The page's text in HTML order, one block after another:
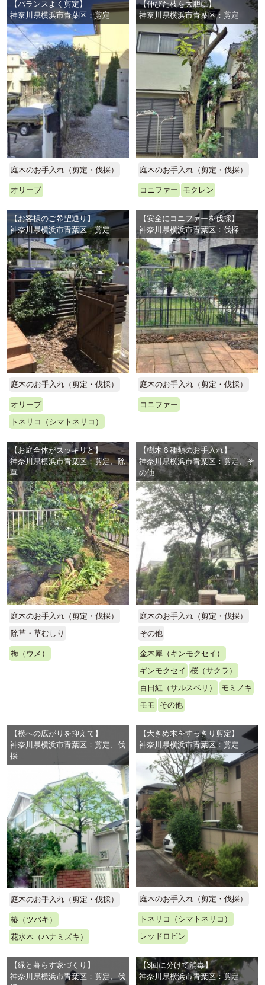
【バランスよく剪定】
神奈川県横浜市青葉区：剪定
庭木のお手入れ（剪定・伐採）
オリーブ
【伸びた枝を大胆に】
神奈川県横浜市青葉区：剪定
庭木のお手入れ（剪定・伐採）
コニファー モクレン
【お客様のご希望通り】
神奈川県横浜市青葉区：剪定
庭木のお手入れ（剪定・伐採）
オリーブ
トネリコ（シマトネリコ）
【安全にコニファーを伐採】
神奈川県横浜市青葉区：伐採
庭木のお手入れ（剪定・伐採）
コニファー
【お庭全体がスッキリと】
神奈川県横浜市青葉区：剪定、除
草
庭木のお手入れ（剪定・伐採）
除草・草むしり
梅（ウメ）
【樹木６種類のお手入れ】
神奈川県横浜市青葉区：剪定、そ
の他
庭木のお手入れ（剪定・伐採）
その他
金木犀（キンモクセイ）
ギンモクセイ
桜（サクラ）
百日紅（サルスベリ）
モミノキ
モモ
その他
【横への広がりを抑えて】
神奈川県横浜市青葉区：剪定、伐
採
庭木のお手入れ（剪定・伐採）
椿（ツバキ）
花水木（ハナミズキ）
【大きめ木をすっきり剪定】
神奈川県横浜市青葉区：剪定
庭木のお手入れ（剪定・伐採）
トネリコ（シマトネリコ）
レッドロビン
【緑と暮らす家づくり】
神奈川県横浜市青葉区：剪定、伐
【3回に分けて消毒】
神奈川県横浜市青葉区：剪定